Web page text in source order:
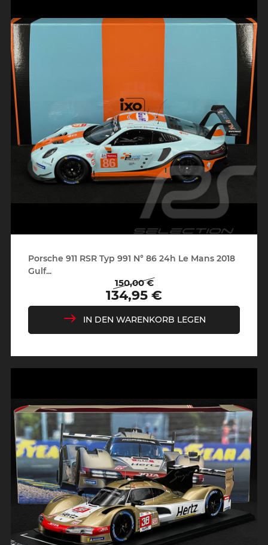
Porsche 911 RSR Typ 991 N° 86 24h Le Mans 2018
Gulf...
Regulärer
Preis
150,00 €
Preis
134,95 €
IN DEN WARENKORB LEGEN